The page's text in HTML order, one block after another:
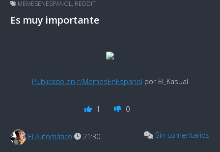
MEMESENESPANOL, REDDIT
Es muy importante
Publicado en r/MemesEnEspanol por El_Kasual
1 0
El Automático 21:30 Sin comentarios